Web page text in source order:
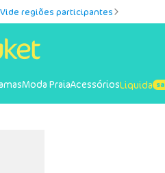
Vide regiões participantes
Moda PraiaAcessóriosLiquida